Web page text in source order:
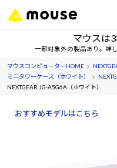
マウスは
一部対象外の製品あり。詳
マウスコンピューターHOME
ミニタワーケース（ホワイト）
NEXTGEAR JG-A5G6A（ホワイト）
おすすめモデルはこちら